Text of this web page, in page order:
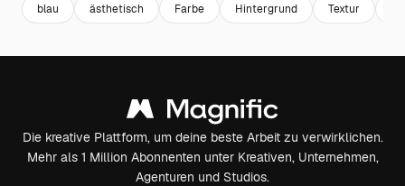
blau ästhetisch Farbe Hintergrund Textur
Die kreative Plattform, um deine beste Arbeit zu verwirklichen.
Mehr als 1 Million Abonnenten unter Kreativen, Unternehmen,
Agenturen und Studios.